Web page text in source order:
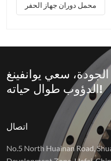
باستخدام الحاسوب (CNC) بعملية تشكيل أولية لإزالة المعدن
محمل دوران جهاز الحفر
سعي يوانفينغ
الدؤوب طوال حياته!
اتصال
No.5 North Huainan Road,